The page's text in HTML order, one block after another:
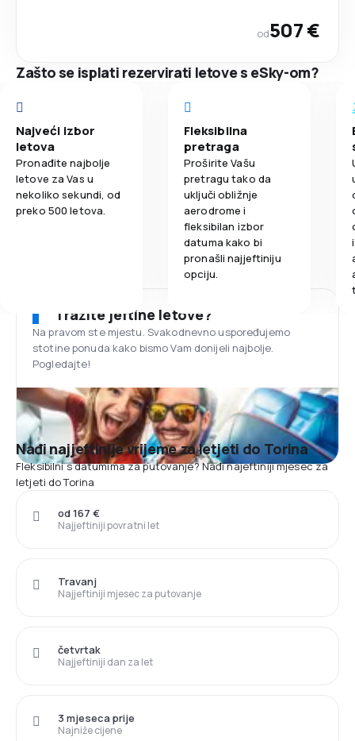
od507 €
Zašto se isplati rezervirati letove s eSky-om?
Najveći izbor
letova
Pronađite najbolje
letove za Vas u
nekoliko sekundi, od
preko 500 letova.
Fleksibilna
pretraga
Proširite Vašu
pretragu tako da
uključi obližnje
aerodrome i
fleksibilan izbor
datuma kako bi
pronašli najjeftiniju
opciju.
Tražite jeftine letove?
Na pravom ste mjestu. Svakodnevno uspoređujemo
stotine ponuda kako bismo Vam donijeli najbolje.
Pogledajte!
Nađi najjeftinije vrijeme za letjeti do Torina
Fleksibilni s datumima za putovanje? Nađi najeftiniji mjesec za
letjeti do Torina
Najjeftiniji povratni let
od 167 €
Najjeftiniji mjesec za putovanje
Travanj
Najjeftiniji dan za let
četvrtak
Najniže cijene
3 mjeseca prije